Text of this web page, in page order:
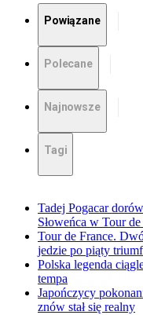
Powiązane
Polecane
Najnowsze
Tagi
Tadej Pogacar
Słoweńca w Tour
Tour de France.
jedzie po piąty triumf
Polska legenda
tempa
Japończycy
znów stał się realny